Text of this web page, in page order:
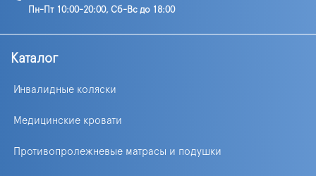
Пн-Пт 10:00-20:00, Сб-Вс до 18:00
Каталог
Инвалидные коляски
Медицинские кровати
Противопролежневые матрасы и подушки